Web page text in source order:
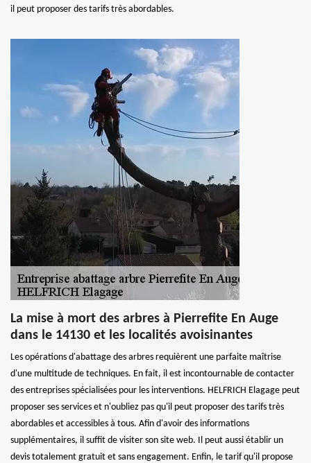
il peut proposer des tarifs très abordables.
La mise à mort des arbres à Pierrefite En Auge
dans le 14130 et les localités avoisinantes
Les opérations d'abattage des arbres requièrent une parfaite maîtrise
d'une multitude de techniques. En fait, il est incontournable de contacter
des entreprises spécialisées pour les interventions. HELFRICH Elagage peut
proposer ses services et n'oubliez pas qu'il peut proposer des tarifs très
abordables et accessibles à tous. Afin d'avoir des informations
supplémentaires, il suffit de visiter son site web. Il peut aussi établir un
devis totalement gratuit et sans engagement. Enfin, le tarif qu'il propose